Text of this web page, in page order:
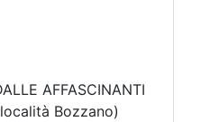
AFFASCINANTI
Bozzano)